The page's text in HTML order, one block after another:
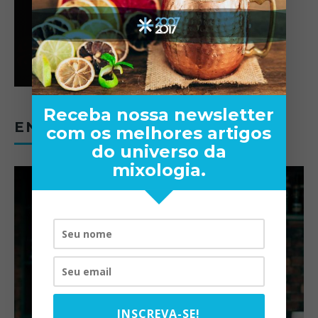
ENTREVISTAS
Receba nossa newsletter
com os melhores artigos
do universo da
mixologia.
INSCREVA-SE!